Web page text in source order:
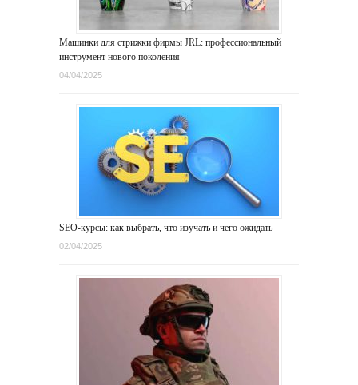
Машинки для стрижки фирмы JRL: профессиональный
инструмент нового поколения
04/04/2025
SEO-курсы: как выбрать, что изучать и чего ожидать
02/04/2025